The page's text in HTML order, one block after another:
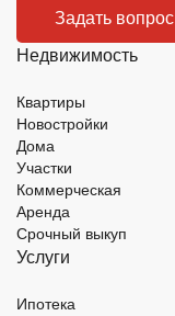
Задать вопрос
Недвижимость
Квартиры
Новостройки
Дома
Участки
Коммерческая
Аренда
Срочный выкуп
Услуги
Ипотека